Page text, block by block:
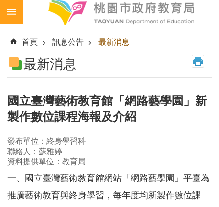
跳到主要內容區塊
生
鮮
乳
費
營
養
餐
各
級
學
首頁 訊息公告 最新消息
最新消息
國立臺灣藝術教育館「網路藝學園」新
製作數位課程海報及介紹
發布單位：終身學習科
聯絡人：蘇雅婷
資料提供單位：教育局
一、國立臺灣藝術教育館網站「網路藝學園」平臺為
推廣藝術教育與終身學習，每年度均新製作數位課